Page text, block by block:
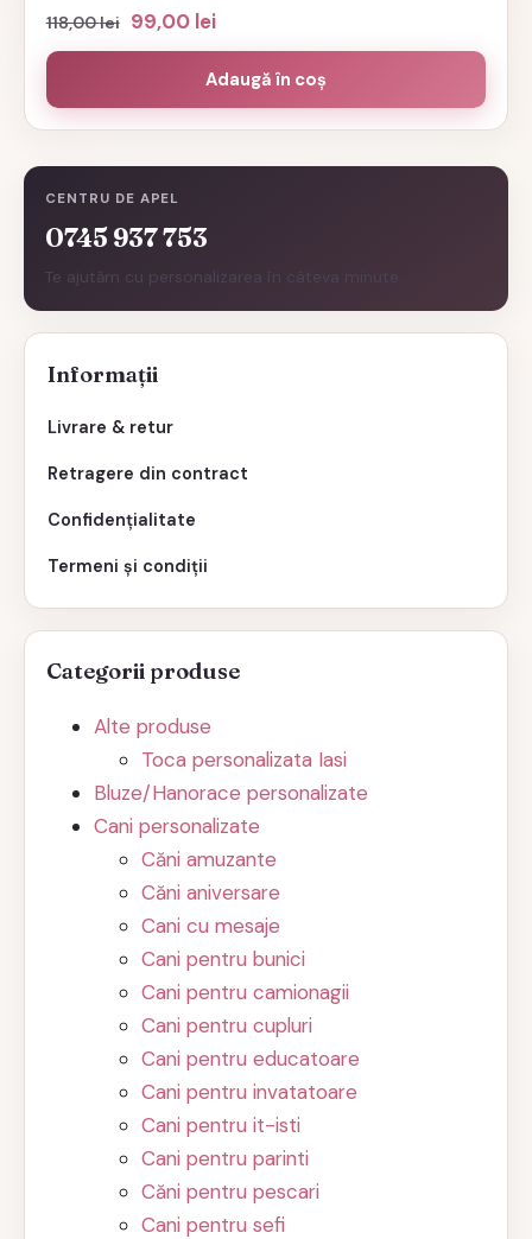
CENTRU DE APEL
0745 937 753
Te ajutăm cu personalizarea în câteva minute.
Informații
Livrare & retur
Retragere din contract
Confidențialitate
Termeni și condiții
Categorii produse
Alte produse
Toca personalizata Iasi
Bluze/Hanorace personalizate
Cani personalizate
Căni amuzante
Căni aniversare
Cani cu mesaje
Cani pentru bunici
Cani pentru camionagii
Cani pentru cupluri
Cani pentru educatoare
Cani pentru invatatoare
Cani pentru it-isti
Cani pentru parinti
Căni pentru pescari
Cani pentru sefi
118,00lei Prețul
inițial
118,00 lei.
99,00 leiPrețul
curent
este:
99,00 lei.
Adaugă în coș